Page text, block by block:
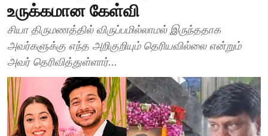
உருக்கமான கேள்வி
சியா திருமணத்தில் விருப்பமில்லாமல் இருந்ததாக
அவர்களுக்கு எந்த அறிகுறியும் தெரியவில்லை என்றும்
அவர் தெரிவித்துள்ளார்...